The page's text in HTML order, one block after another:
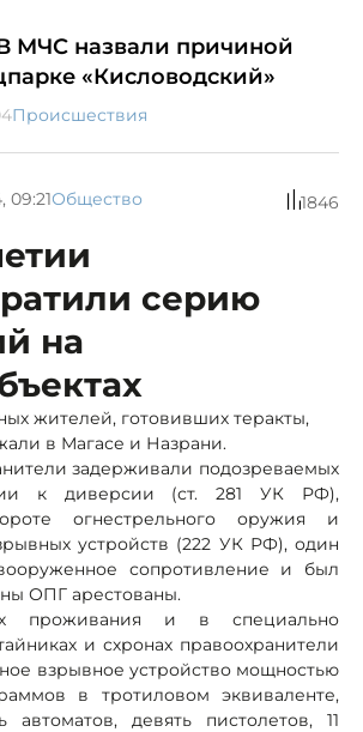
МЧС назвали причиной
«Кисловодский»
Происшествия
09:21Общество 1846
серию
на
жителей, готовивших теракты,
в Магасе и Назрани.
задерживали подозреваемых
к диверсии (ст. 281 УК РФ),
огнестрельного оружия и
устройств (222 УК РФ), один
сопротивление и был
ОПГ арестованы.
проживания и в специально
и схронах правоохранители
взрывное устройство мощностью
в тротиловом эквиваленте,
автоматов, девять пистолетов, 11